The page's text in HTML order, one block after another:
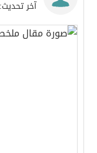
آخر تحديث: